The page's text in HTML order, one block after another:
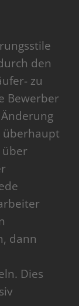
den
zu
Bewerber
überhaupt
über
dann
Dies